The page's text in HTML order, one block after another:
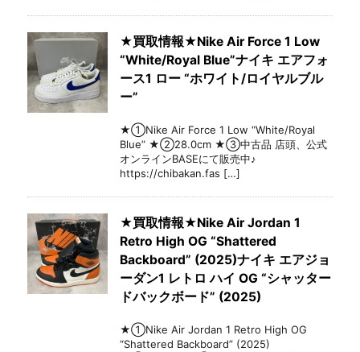
★買取情報★Nike Air Force 1 Low
“White/Royal Blue”ナイキ エアフォ
ース1 ロー “ホワイト/ロイヤルブル
ー”
★①Nike Air Force 1 Low “White/Royal
Blue” ★②28.0cm ★③中古品 店頭、公式
オンラインBASEにて販売中♪
https://chibakan.fas […]
★買取情報★Nike Air Jordan 1
Retro High OG “Shattered
Backboard” (2025)ナイキ エアジョ
ーダン1 レトロ ハイ OG “シャッター
ドバックボード” (2025)
★①Nike Air Jordan 1 Retro High OG
“Shattered Backboard” (2025)